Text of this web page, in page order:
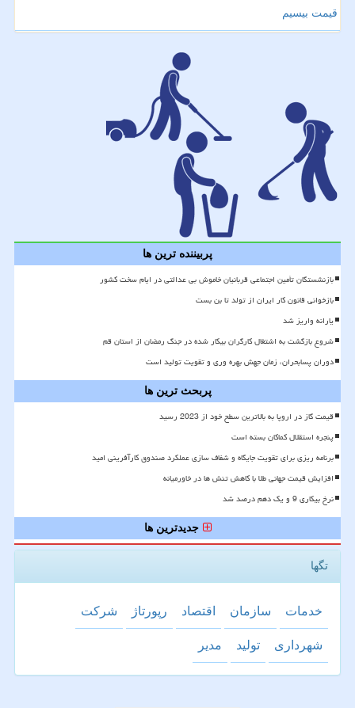
قیمت بیسیم
پربیننده ترین ها
بازنشستگان تأمین اجتماعی قربانیان خاموش بی عدالتی در ایام سخت کشور
بازخوانی قانون کار ایران از تولد تا بن بست
یارانه واریز شد
شروع بازگشت به اشتغال کارگران بیکار شده در جنگ رمضان از استان قم
دوران پسابحران، زمان جهش بهره وری و تقویت تولید است
پربحث ترین ها
قیمت گاز در اروپا به بالاترین سطح خود از 2023 رسید
پنجره استقلال کماکان بسته است
برنامه ریزی برای تقویت جایگاه و شفاف سازی عملکرد صندوق کارآفرینی امید
افزایش قیمت جهانی طلا با کاهش تنش ها در خاورمیانه
نرخ بیکاری 9 و یک دهم درصد شد
جدیدترین ها
تگها
خدمات سازمان اقتصاد رپورتاژ شركت
شهرداری تولید مدیر